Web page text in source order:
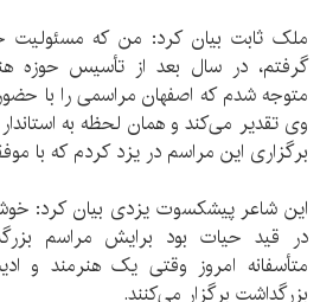
ملک ثابت بیان کرد: من که مسئولیت
گرفتم، در سال بعد از تأسیس حوزه
متوجه شدم که اصفهان مراسمی را با
وی تقدیر می‌کند و همان لحظه به
برگزاری این مراسم در یزد کردم که با
این شاعر پیشکسوت یزدی بیان کرد:
در قید حیات بود برایش مراسم
متأسفانه امروز وقتی یک هنرمند و
بزرگداشت برگزار می‌کنند.